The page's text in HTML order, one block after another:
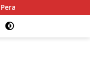
Kayu dari